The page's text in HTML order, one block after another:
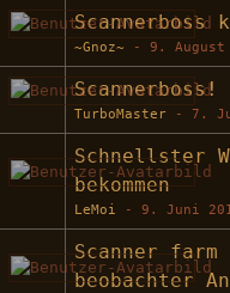
Scannerboss
~Gnoz~ - 9. August
TurboMaster - 7.
Schnellster
bekommen
LeMoi - 9. Juni
Scanner
beobachter